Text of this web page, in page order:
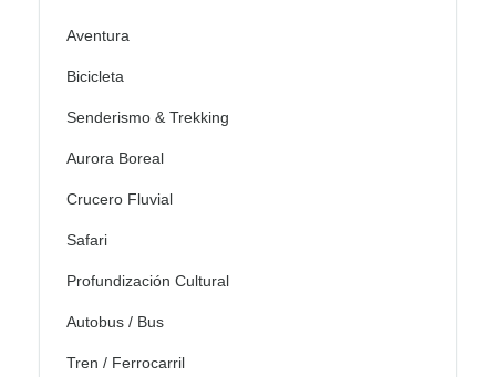
Aventura
Bicicleta
Senderismo & Trekking
Aurora Boreal
Crucero Fluvial
Safari
Profundización Cultural
Autobus / Bus
Tren / Ferrocarril